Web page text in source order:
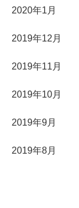
2020年1月
2019年12月
2019年11月
2019年10月
2019年9月
2019年8月